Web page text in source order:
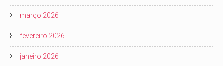
março 2026
fevereiro 2026
janeiro 2026